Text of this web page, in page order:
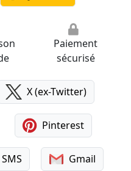
Paiement
sécurisé
X (ex-Twitter)
Pinterest
SMS Gmail